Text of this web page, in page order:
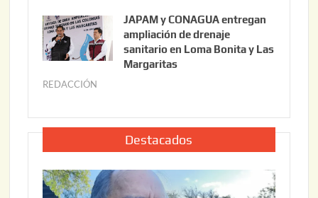
2
0
l
i
o
,
0
2
6
JAPAM y CONAGUA entregan
ampliación de drenaje
sanitario en Loma Bonita y Las
Margaritas
REDACCIÓN
l
o
2
2
Destacados